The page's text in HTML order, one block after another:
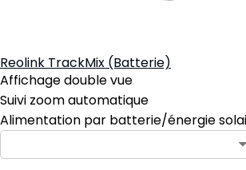
Reolink TrackMix (Batterie)
Affichage double vue
Suivi zoom automatique
Alimentation par batterie/énergie